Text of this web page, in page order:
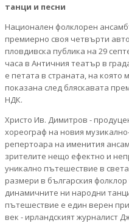
танци и песни
Национален фолклорен
премиерно своя четвърти
пловдивска публика на 29
часа в Античния театър в
е петата в страната, на
показана след бляскавата
НДК.
Христо Ив. Димитров -
хореограф на новия
репертоара на именития
зрителите нещо ефектно и
уникално пътешествие в
размери в българския
динамичните ни народни
пътешествие е един верен
век - ирландският журналист